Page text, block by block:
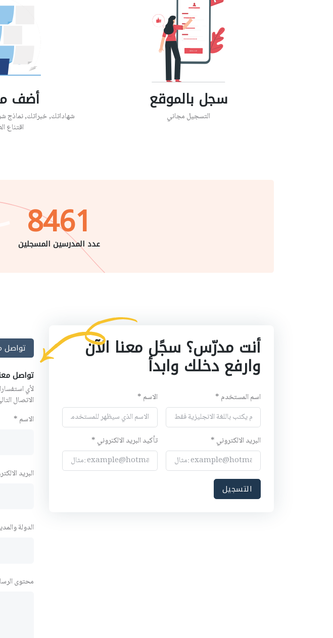
سجل بالموقع
التسجيل مجاني
أضف
شهاداتك, خبراتك,
اقتناع
8461
عدد المدرسين المسجلين
أنت مدرّس؟ سجًل معنا الآن
وارفع دخلك وابدأ
اسم المستخدم * الاسم *
البريد الالكتروني * تأكيد البريد الالكنروني *
تواصل
تواصل
لأي
الاتصال
الاسم *
البريد
الدولة
محتوى